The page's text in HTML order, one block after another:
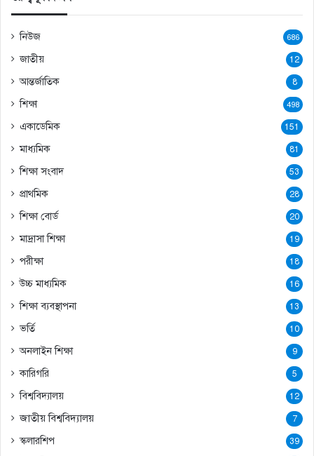
নিউজ 686
জাতীয় 12
আন্তর্জাতিক 8
শিক্ষা 498
একাডেমিক 151
মাধ্যমিক 81
শিক্ষা সংবাদ 53
প্রাথমিক 28
শিক্ষা বোর্ড 20
মাদ্রাসা শিক্ষা 19
পরীক্ষা 18
উচ্চ মাধ্যমিক 16
শিক্ষা ব্যবস্থাপনা 13
ভর্তি 10
অনলাইন শিক্ষা 9
কারিগরি 5
বিশ্ববিদ্যালয় 12
জাতীয় বিশ্ববিদ্যালয় 7
স্কলারশিপ 39